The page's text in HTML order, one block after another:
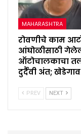
MAHARASHTRA
रोवणीचे काम
आंघोळीसाठी
ऑटोचालकाचा
दुर्दैवी अंत;
PREV NEXT